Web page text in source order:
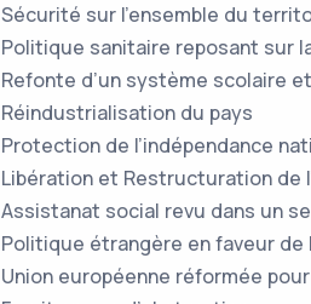
Sécurité sur l’ensemble du
Politique sanitaire reposant sur
Refonte d’un système scolaire
Réindustrialisation du pays
Protection de l’indépendance
Libération et Restructuration de
Assistanat social revu dans un
Politique étrangère en faveur
Union européenne réformée